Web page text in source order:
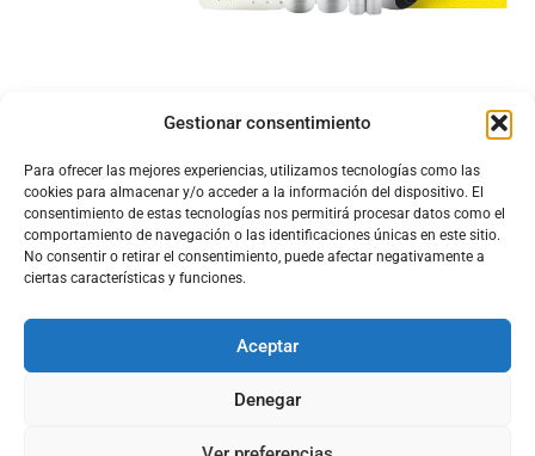
Gestionar consentimiento
Para ofrecer las mejores experiencias, utilizamos tecnologías como las
cookies para almacenar y/o acceder a la información del dispositivo. El
consentimiento de estas tecnologías nos permitirá procesar datos como el
comportamiento de navegación o las identificaciones únicas en este sitio.
No consentir o retirar el consentimiento, puede afectar negativamente a
ciertas características y funciones.
Aceptar
Denegar